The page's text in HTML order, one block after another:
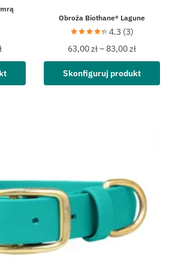
Obroża Biothane® Lagune
4.3 (3)
63,00zł–83,00zł
Skonfiguruj produkt